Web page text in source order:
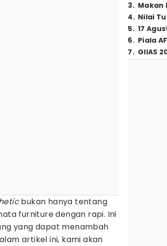
bukan hanya tentang
furniture dengan rapi. Ini
yang dapat menambah
artikel ini, kami akan
3. Makan
4. Nilai
5. 17
6. Piala
7. GIIAS